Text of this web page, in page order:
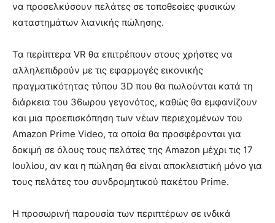
να προσελκύσουν πελάτες σε τοποθεσίες φυσικών
καταστημάτων λιανικής πώλησης.
Τα περίπτερα VR θα επιτρέπουν στους χρήστες να
αλληλεπιδρούν με τις εφαρμογές εικονικής
πραγματικότητας τύπου 3D που θα πωλούνται κατά τη
διάρκεια του 36ωρου γεγονότος, καθώς θα εμφανίζουν
και μια προεπισκόπηση των νέων περιεχομένων του
Amazon Prime Video, τα οποία θα προσφέρονται για
δοκιμή σε όλους τους πελάτες της Amazon μέχρι τις 17
Ιουλίου, αν και η πώληση θα είναι αποκλειστική μόνο για
τους πελάτες του συνδρομητικού πακέτου Prime.
Η προσωρινή παρουσία των περιπτέρων σε ινδικά